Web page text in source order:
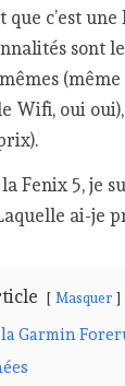
c’est une
sont
Wifi, oui oui),
Fenix 5, je
ai-je
Masquer
Garmin